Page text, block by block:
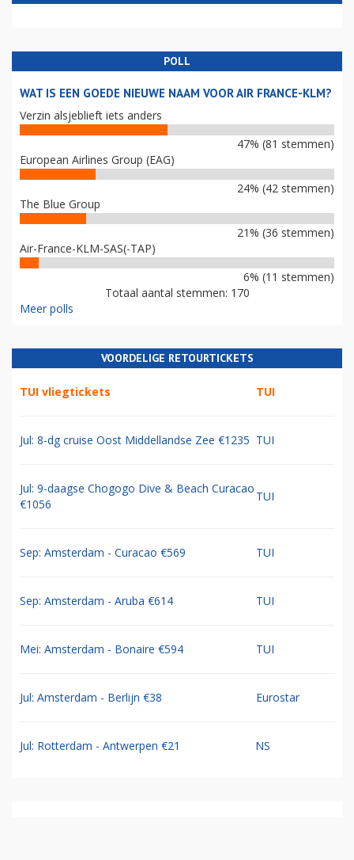
POLL
WAT IS EEN GOEDE NIEUWE NAAM VOOR AIR FRANCE-KLM?
Verzin alsjeblieft iets anders
47% (81 stemmen)
European Airlines Group (EAG)
24% (42 stemmen)
The Blue Group
21% (36 stemmen)
Air-France-KLM-SAS(-TAP)
6% (11 stemmen)
Totaal aantal stemmen: 170
Meer polls
VOORDELIGE RETOURTICKETS
TUI vliegtickets TUI
Jul: 8-dg cruise Oost Middellandse Zee €1235 TUI
Jul: 9-daagse Chogogo Dive & Beach Curacao
€1056
TUI
Sep: Amsterdam - Curacao €569 TUI
Sep: Amsterdam - Aruba €614 TUI
Mei: Amsterdam - Bonaire €594 TUI
Jul: Amsterdam - Berlijn €38 Eurostar
Jul: Rotterdam - Antwerpen €21 NS